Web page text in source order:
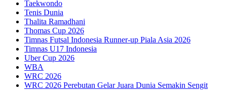
Taekwondo
Tenis Dunia
Thalita Ramadhani
Thomas Cup 2026
Timnas Futsal Indonesia Runner-up Piala Asia 2026
Timnas U17 Indonesia
Uber Cup 2026
WBA
WRC 2026
WRC 2026 Perebutan Gelar Juara Dunia Semakin Sengit